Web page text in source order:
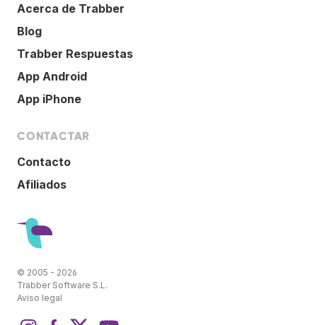
Acerca de Trabber
Blog
Trabber Respuestas
App Android
App iPhone
CONTACTAR
Contacto
Afiliados
© 2005 - 2026
Trabber Software S.L.
Aviso legal